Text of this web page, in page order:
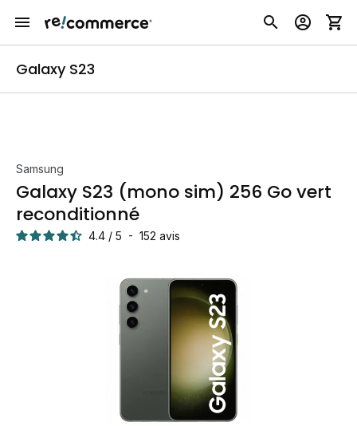
Galaxy S23
Samsung
Galaxy S23 (mono sim) 256 Go vert
reconditionné
4.4 / 5 - 152 avis